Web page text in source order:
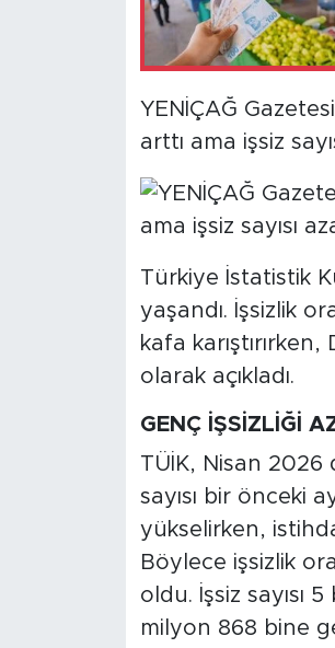
YENİÇAĞ
arttı ama işsiz
Türkiye İstatistik
yaşandı. İşsizlik
kafa karıştırırken,
olarak açıkladı.
GENÇ İŞSİZLİĞİ
TÜİK, Nisan 2026
sayısı bir önceki
yükselirken,
Böylece işsizlik
oldu. İşsiz sayısı
milyon 868 bine
SİYASET
MEDYA KÖŞESİ
VİDEOLAR
ALINTI YAZARLAR
SOSYAL MEDYA